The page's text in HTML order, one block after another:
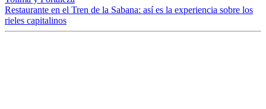
Restaurante en el Tren de la Sabana: así es la experiencia sobre los
rieles capitalinos